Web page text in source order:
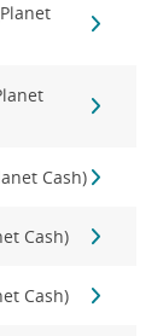
Cash)
Cash)
Cash)